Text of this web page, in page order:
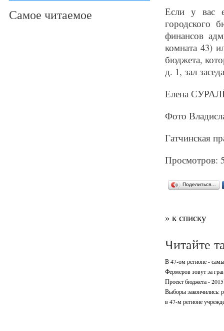
Самое читаемое
Если у вас
городского
финансов
комната 43)
бюджета,
д. 1, зал
Елена
Фото
Гатчинская
Просмотров:
Поделиться…
» к списку
Читайте
В 47-ом регионе -
Фермеров зовут за
Проект бюджета -
Выборы закончились:
в 47-м регионе